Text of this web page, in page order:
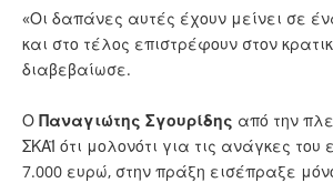
«Οι δαπάνες αυτές έχουν μείνει σε
και στο τέλος επιστρέφουν στον
διαβεβαίωσε.
Ο Παναγιώτης Σγουρίδης από την
ΣΚΑΪ ότι μολονότι για τις ανάγκες του
7.000 ευρώ, στην πράξη εισέπραξε